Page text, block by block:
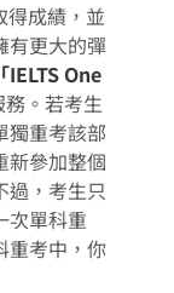
得成績，並
有更大的彈
「IELTS One
務。若考生
獨重考該部
新參加整個
過，考生只
次單科重
重考中，你